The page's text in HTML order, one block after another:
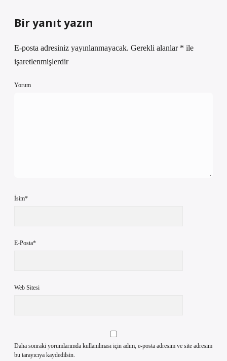
Bir yanıt yazın
E-posta adresiniz yayınlanmayacak. Gerekli alanlar * ile
işaretlenmişlerdir
Yorum
İsim*
E-Posta*
Web Sitesi
Daha sonraki yorumlarımda kullanılması için adım, e-posta adresim ve site adresim
bu tarayıcıya kaydedilsin.